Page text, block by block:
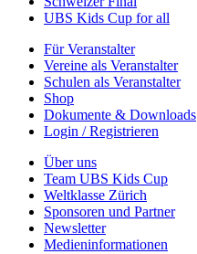
UBS Kids Cup for all
Für Veranstalter
Vereine als Veranstalter
Schulen als Veranstalter
Shop
Dokumente & Downloads
Login / Registrieren
Über uns
Team UBS Kids Cup
Weltklasse Zürich
Sponsoren und Partner
Newsletter
Medieninformationen